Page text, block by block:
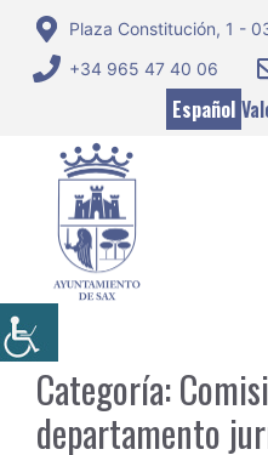
Saltar
contenido
Plaza Constitución, 1 -
+34 965 47 40 06
Español
Categoría:
departamento